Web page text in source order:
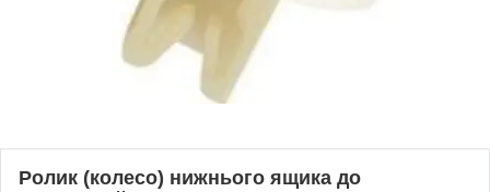
Ролик (колесо) нижнього ящика до